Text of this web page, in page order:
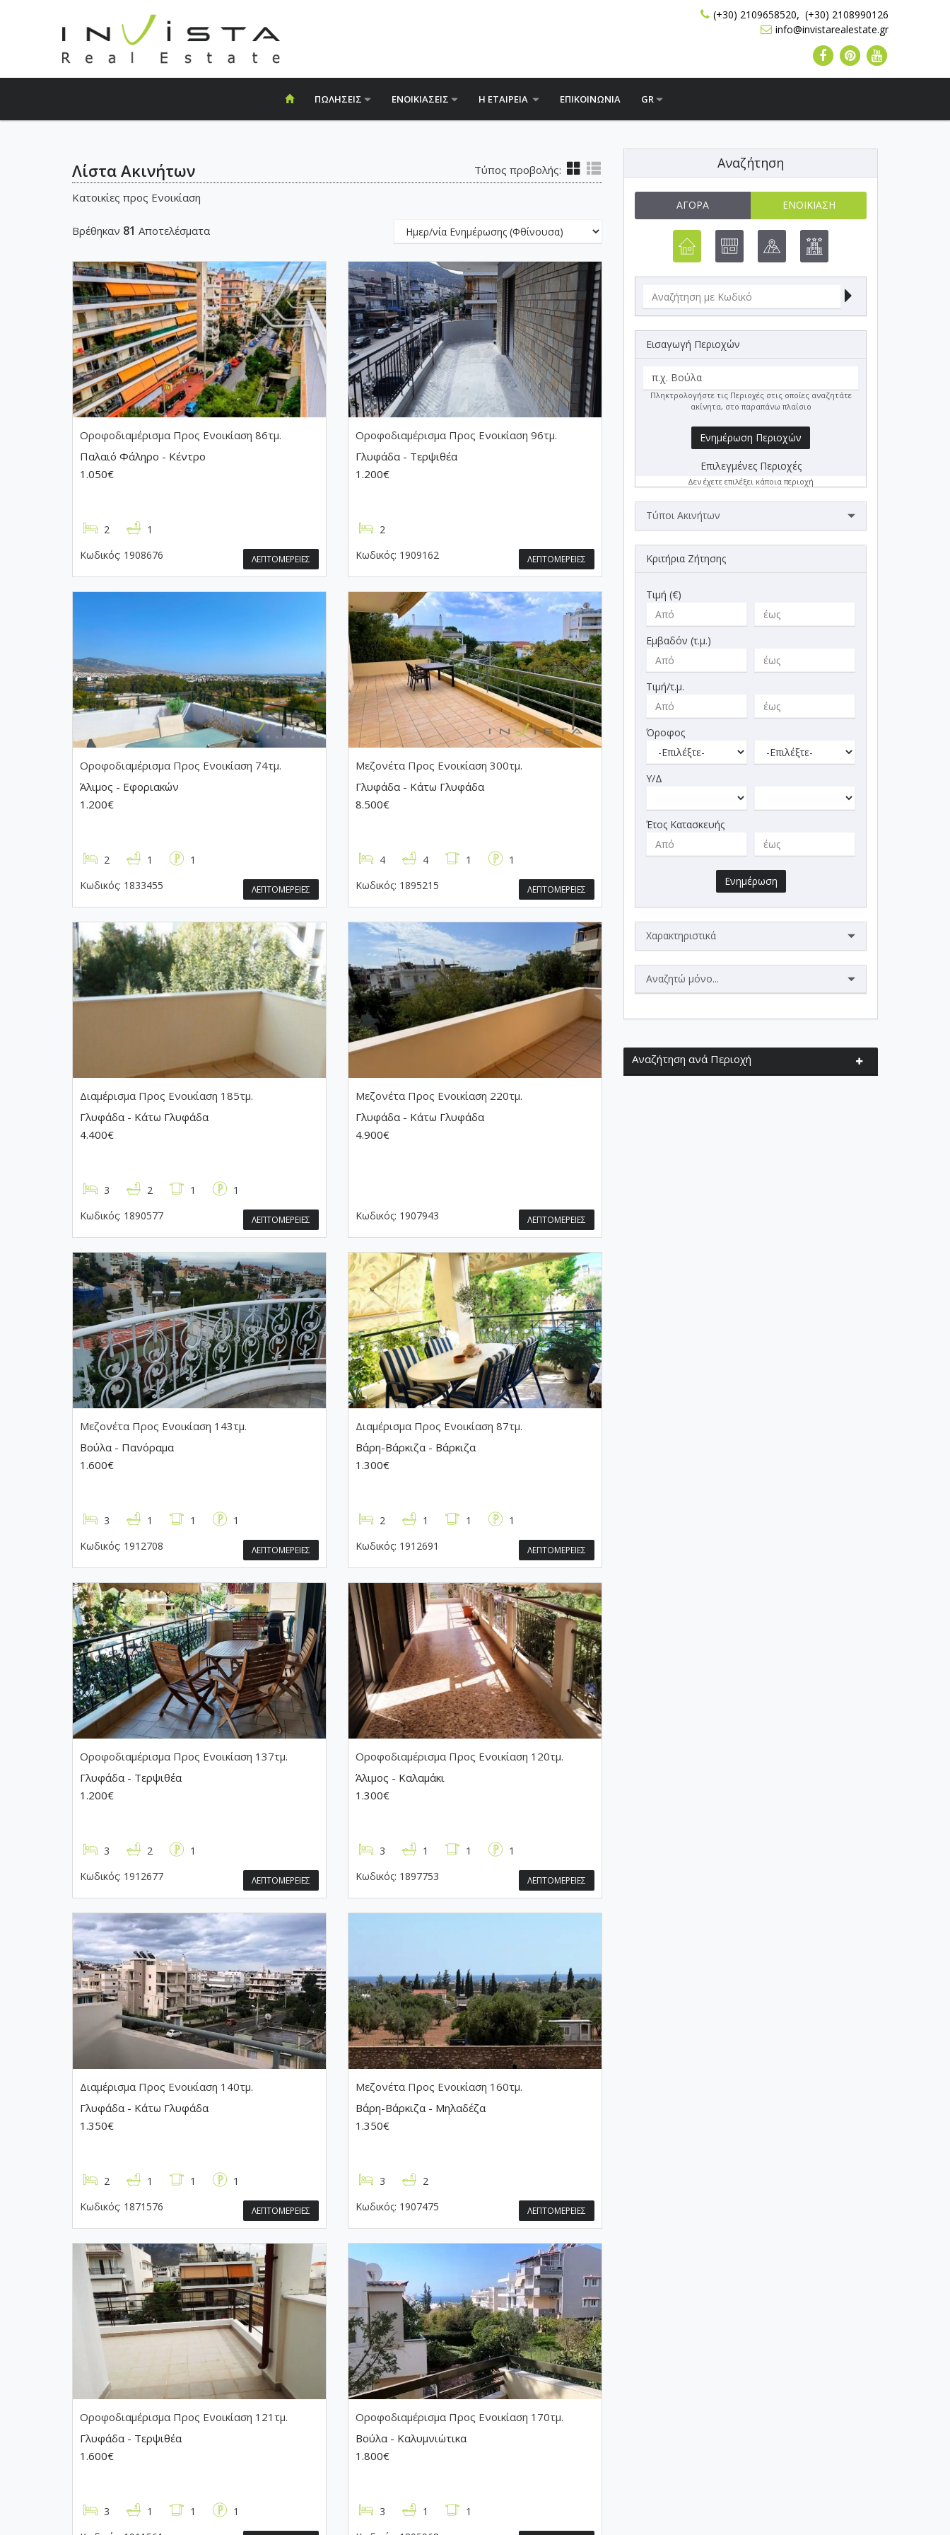
(+30) 2109658520, (+30) 2108990126
info@invistarealestate.gr
ΠΩΛΗΣΕΙΣ ΕΝΟΙΚΙΑΣΕΙΣ Η ΕΤΑΙΡΕΙΑ ΕΠΙΚΟΙΝΩΝΙΑ GR
Λίστα Ακινήτων
Τύπος προβολής:
Κατοικίες προς Ενοικίαση
Βρέθηκαν 81 Αποτελέσματα
Οροφοδιαμέρισμα Προς Ενοικίαση 86τμ.
Παλαιό Φάληρο - Κέντρο
1.050€
2
1
Κωδικός: 1908676 ΛΕΠΤΟΜΕΡΕΙΕΣ
Οροφοδιαμέρισμα Προς Ενοικίαση 96τμ.
Γλυφάδα - Τερψιθέα
1.200€
2
Κωδικός: 1909162 ΛΕΠΤΟΜΕΡΕΙΕΣ
Οροφοδιαμέρισμα Προς Ενοικίαση 74τμ.
Άλιμος - Εφοριακών
1.200€
2 1
1
Κωδικός: 1833455 ΛΕΠΤΟΜΕΡΕΙΕΣ
Μεζονέτα Προς Ενοικίαση 300τμ.
Γλυφάδα - Κάτω Γλυφάδα
8.500€
4 4 1
1
Κωδικός: 1895215 ΛΕΠΤΟΜΕΡΕΙΕΣ
Διαμέρισμα Προς Ενοικίαση 185τμ.
Γλυφάδα - Κάτω Γλυφάδα
4.400€
3 2 1
1
Κωδικός: 1890577 ΛΕΠΤΟΜΕΡΕΙΕΣ
Μεζονέτα Προς Ενοικίαση 220τμ.
Γλυφάδα - Κάτω Γλυφάδα
4.900€
Κωδικός: 1907943 ΛΕΠΤΟΜΕΡΕΙΕΣ
Μεζονέτα Προς Ενοικίαση 143τμ.
Βούλα - Πανόραμα
1.600€
3 1 1
1
Κωδικός: 1912708 ΛΕΠΤΟΜΕΡΕΙΕΣ
Διαμέρισμα Προς Ενοικίαση 87τμ.
Βάρη-Βάρκιζα - Βάρκιζα
1.300€
2 1 1
1
Κωδικός: 1912691 ΛΕΠΤΟΜΕΡΕΙΕΣ
Οροφοδιαμέρισμα Προς Ενοικίαση 137τμ.
Γλυφάδα - Τερψιθέα
1.200€
3 2
1
Κωδικός: 1912677 ΛΕΠΤΟΜΕΡΕΙΕΣ
Οροφοδιαμέρισμα Προς Ενοικίαση 120τμ.
Άλιμος - Καλαμάκι
1.300€
3 1 1
1
Κωδικός: 1897753 ΛΕΠΤΟΜΕΡΕΙΕΣ
Διαμέρισμα Προς Ενοικίαση 140τμ.
Γλυφάδα - Κάτω Γλυφάδα
1.350€
2 1 1
1
Κωδικός: 1871576 ΛΕΠΤΟΜΕΡΕΙΕΣ
Μεζονέτα Προς Ενοικίαση 160τμ.
Βάρη-Βάρκιζα - Μηλαδέζα
1.350€
3
2
Κωδικός: 1907475 ΛΕΠΤΟΜΕΡΕΙΕΣ
Οροφοδιαμέρισμα Προς Ενοικίαση 121τμ.
Γλυφάδα - Τερψιθέα
1.600€
3 1 1
1
Οροφοδιαμέρισμα Προς Ενοικίαση 170τμ.
Βούλα - Καλυμνιώτικα
1.800€
3 1
1
Αναζήτηση
ΑΓΟΡΆ ΕΝΟΙΚΊΑΣΗ
Εισαγωγή Περιοχών
Πληκτρολογήστε τις Περιοχές στις οποίες αναζητάτε
ακίνητα, στο παραπάνω πλαίσιο
Ενημέρωση Περιοχών
Επιλεγμένες Περιοχές
Δεν έχετε επιλέξει κάποια περιοχή
Τύποι Ακινήτων
Κριτήρια Ζήτησης
Τιμή (€)
Εμβαδόν (τ.μ.)
Τιμή/τ.μ.
Όροφος
Υ/Δ
Έτος Κατασκευής
Ενημέρωση
Χαρακτηριστικά
Αναζητώ μόνο...
Αναζήτηση ανά Περιοχή